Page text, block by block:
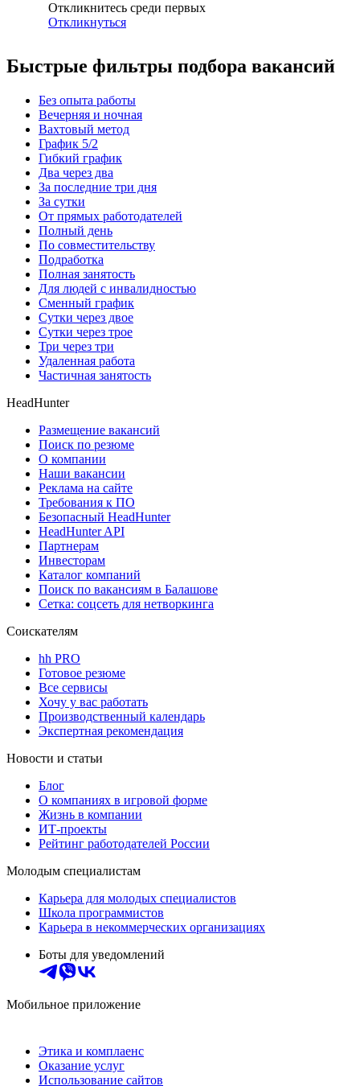
Откликнитесь среди первых
Откликнуться
Быстрые фильтры подбора вакансий
Без опыта работы
Вечерняя и ночная
Вахтовый метод
График 5/2
Гибкий график
Два через два
За последние три дня
За сутки
От прямых работодателей
Полный день
По совместительству
Подработка
Полная занятость
Для людей с инвалидностью
Сменный график
Сутки через двое
Сутки через трое
Три через три
Удаленная работа
Частичная занятость
HeadHunter
Размещение вакансий
Поиск по резюме
О компании
Наши вакансии
Реклама на сайте
Требования к ПО
Безопасный HeadHunter
HeadHunter API
Партнерам
Инвесторам
Каталог компаний
Поиск по вакансиям в Балашове
Сетка: соцсеть для нетворкинга
Соискателям
hh PRO
Готовое резюме
Все сервисы
Хочу у вас работать
Производственный календарь
Экспертная рекомендация
Новости и статьи
Блог
О компаниях в игровой форме
Жизнь в компании
ИТ-проекты
Рейтинг работодателей России
Молодым специалистам
Карьера для молодых специалистов
Школа программистов
Карьера в некоммерческих организациях
Боты для уведомлений
Мобильное приложение
Этика и комплаенс
Оказание услуг
Использование сайтов